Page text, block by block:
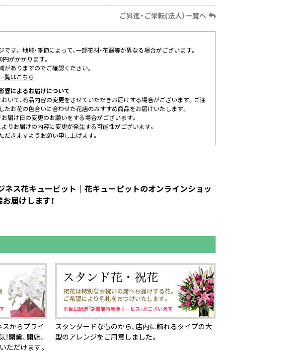
ご昇進・ご栄転(法人）一覧へ
です。 地域・季節によって、一部花材・花器等が異なる場合がございます。
がかかります。
がありますのでご確認ください。
覧はこちら
響によるお届けについて
おいて、商品内容の変更をさせていただきお届けする場合がございます。ご注
たお花の色合いに合わせた花店のおすすめ商品をお届けいたします。
お届け日の変更のお願いをする場合がございます。
よりお届けの内容に変更が発生する可能性がございます。
だきますようお願い申し上げます。
ネス花キューピット｜花キューピットのオンラインショッ
届けします！
スからプライ
開業、開店、
ただけます。
スタンダードなものから、店内に飾れるタイプの大
型のアレンジをご用意しました。